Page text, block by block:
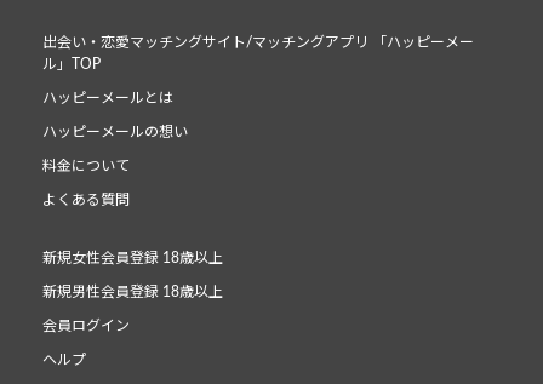
出会い・恋愛マッチングサイト/マッチングアプリ 「ハッピーメー
ル」TOP
ハッピーメールとは
ハッピーメールの想い
料金について
よくある質問
新規女性会員登録 18歳以上
新規男性会員登録 18歳以上
会員ログイン
ヘルプ